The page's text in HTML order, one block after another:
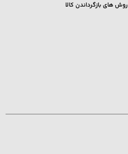
روش های بازگرداندن کالا